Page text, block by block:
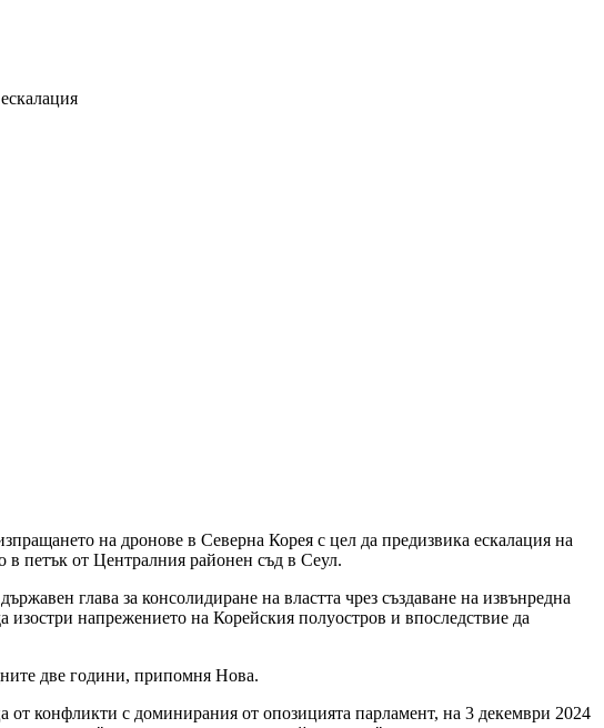
на дронове в Северна Корея с цел да предизвика ескалация на
в петък от Централния районен съд в Сеул.
глава за консолидиране на властта чрез създаване на извънредна
напрежението на Корейския полуостров и впоследствие да
две години, припомня Нова.
конфликти с доминирания от опозицията парламент, на 3 декември 2024